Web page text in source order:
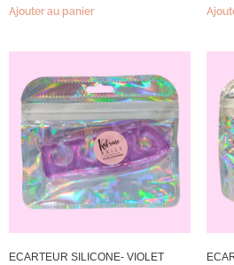
Ajouter au panier
ECARTEUR SILICONE- VIOLET